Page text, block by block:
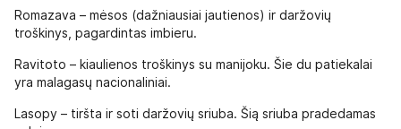
Romazava – mėsos (dažniausiai jautienos) ir daržovių
troškinys, pagardintas imbieru.
Ravitoto – kiaulienos troškinys su manijoku. Šie du patiekalai
yra malagasų nacionaliniai.
Lasopy – tiršta ir soti daržovių sriuba. Šią sriuba pradedamas